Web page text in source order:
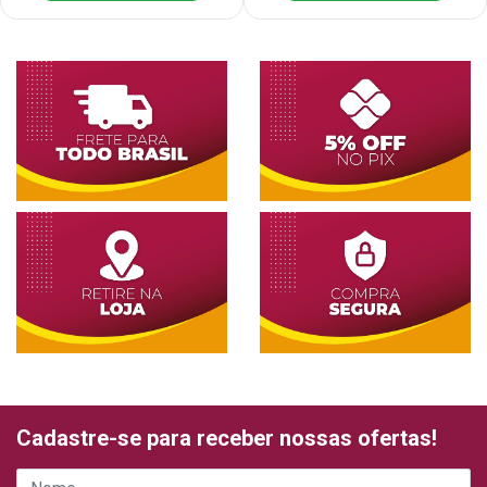
Cadastre-se para receber nossas ofertas!